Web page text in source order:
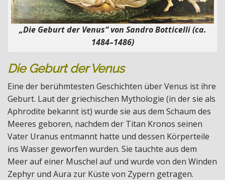
„Die Geburt der Venus“ von Sandro Botticelli (ca.
1484–1486)
Die Geburt der Venus
Eine der berühmtesten Geschichten über Venus ist ihre
Geburt. Laut der griechischen Mythologie (in der sie als
Aphrodite bekannt ist) wurde sie aus dem Schaum des
Meeres geboren, nachdem der Titan Kronos seinen
Vater Uranus entmannt hatte und dessen Körperteile
ins Wasser geworfen wurden. Sie tauchte aus dem
Meer auf einer Muschel auf und wurde von den Winden
Zephyr und Aura zur Küste von Zypern getragen.